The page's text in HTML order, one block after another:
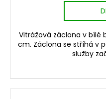
Vitrážová záclona v bílé
cm. Záclona se stříhá v
služby